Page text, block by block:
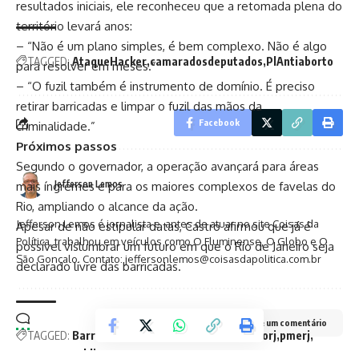
TAGGED: AtaqueHacker camaradosdeputados PlAntiaborto
Facebook
Jefferson Lemos
Jefferson Lemos é jornalista e, antes de atuar no site Coisas da
Política, trabalhou em veículos como O Fluminense, O Globo e O
São Gonçalo. Contato: jeffersonlemos@coisasdapolitica.com.br
Deixe um comentário
resultados iniciais, ele reconheceu que a retomada plena do
território levará anos:
– “Não é um plano simples, é bem complexo. Não é algo
para resolver em meses.”
– “O fuzil também é instrumento de domínio. É preciso
retirar barricadas e limpar o fuzil das mãos da
criminalidade.”
Próximos passos
Segundo o governador, a operação avançará para áreas
mais íngremes e para os maiores complexos de favelas do
Rio, ampliando o alcance da ação.
Apesar de não estipular datas, Castro afirmou que já é
possível vislumbrar um futuro em que o Rio de Janeiro seja
declarado livre das barricadas.
TAGGED: BarricadaZero claudiocastro governorj pmerj
segurancapublica